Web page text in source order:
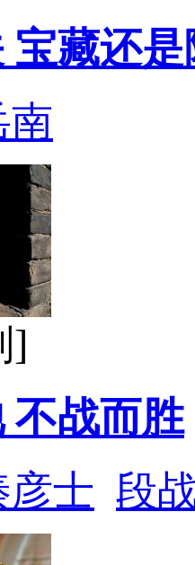
宝藏还是
南
]
不战而胜
彦士 段